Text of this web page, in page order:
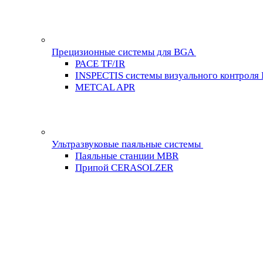
Прецизионные системы для BGA
PACE TF/IR
INSPECTIS системы визуального контроля
METCAL APR
Ультразвуковые паяльные системы
Паяльные станции MBR
Припой CERASOLZER